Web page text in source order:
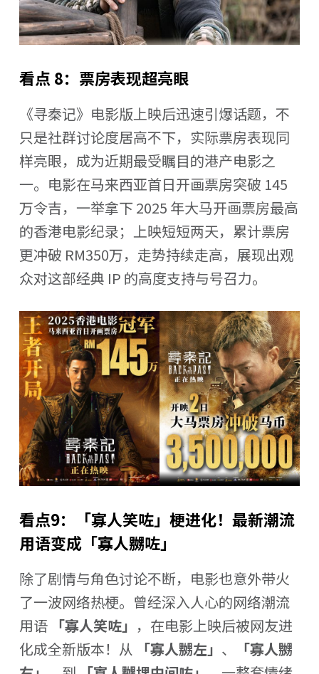
看点 8：票房表现超亮眼
《寻秦记》电影版上映后迅速引爆话题，不
只是社群讨论度居高不下，实际票房表现同
样亮眼，成为近期最受瞩目的港产电影之
一。电影在马来西亚首日开画票房突破 145
万令吉，一举拿下 2025 年大马开画票房最高
的香港电影纪录；上映短短两天，累计票房
更冲破 RM350万，走势持续走高，展现出观
众对这部经典 IP 的高度支持与号召力。
看点9：「寡人笑咗」梗进化！最新潮流
用语变成「寡人嬲咗」
除了剧情与角色讨论不断，电影也意外带火
了一波网络热梗。曾经深入人心的网络潮流
用语 「寡人笑咗」 ，在电影上映后被网友进
化成全新版本！从
「寡人嬲左」 、
「寡人嬲